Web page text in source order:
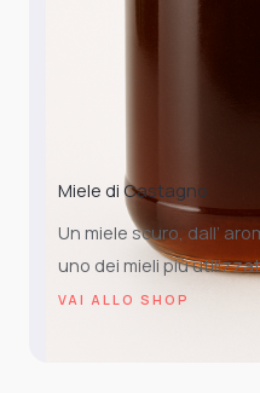
Miele di Castagno
Un miele scuro, dall’
uno dei mieli più
VAI ALLO SHOP